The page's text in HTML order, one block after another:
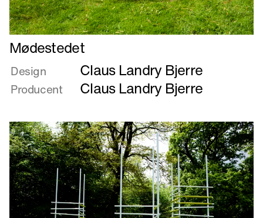
Læs
mere
om
Mødestedet
Mødestedet
Design Claus Landry Bjerre
Producent Claus Landry Bjerre